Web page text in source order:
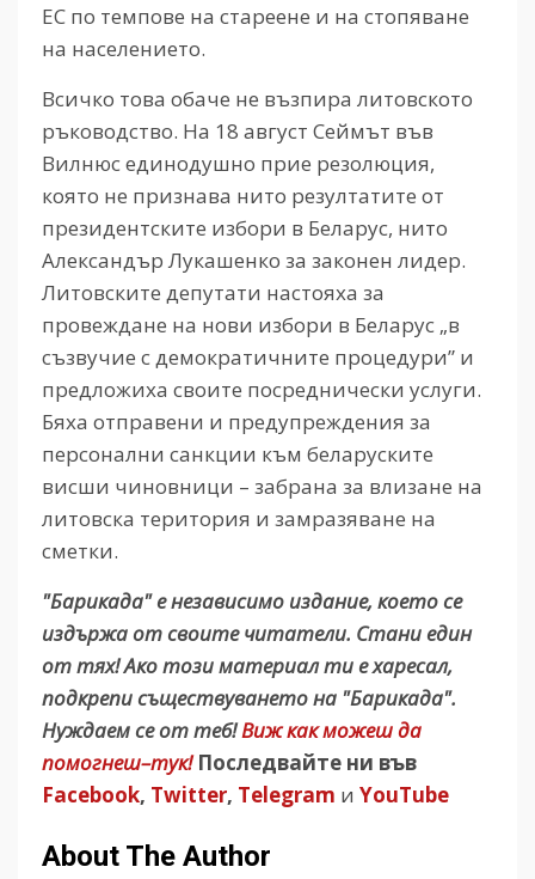
ЕС по темпове на стареене и на стопяване
на населението.
Всичко това обаче не възпира литовското
ръководство. На 18 август Сеймът във
Вилнюс единодушно прие резолюция,
която не признава нито резултатите от
президентските избори в Беларус, нито
Александър Лукашенко за законен лидер.
Литовските депутати настояха за
провеждане на нови избори в Беларус „в
съзвучие с демократичните процедури” и
предложиха своите посреднически услуги.
Бяха отправени и предупреждения за
персонални санкции към беларуските
висши чиновници – забрана за влизане на
литовска територия и замразяване на
сметки.
"Барикада" е независимо издание, което се
издържа от своите читатели. Стани един
от тях! Ако този материал ти е харесал,
подкрепи съществуването на "Барикада".
Нуждаем се от теб!Виж как можеш да
помогнеш–тук! Последвайте ни във
Facebook, Twitter, Telegram и YouTube
About The Author